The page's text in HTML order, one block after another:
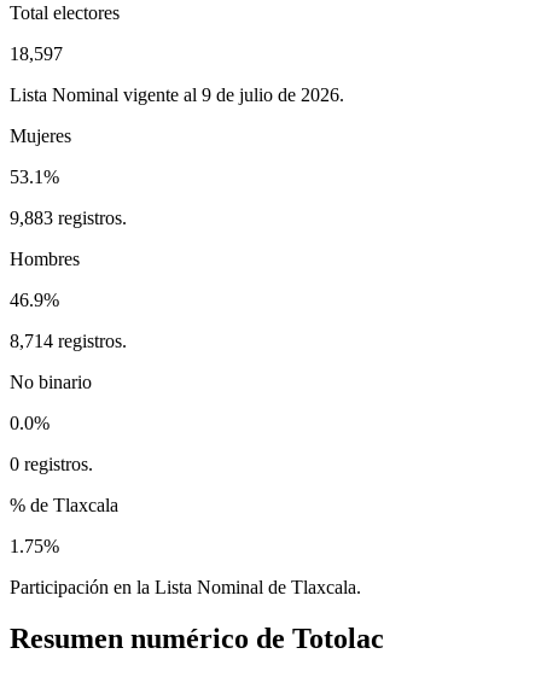
Total electores
18,597
Lista Nominal vigente al 9 de julio de 2026.
Mujeres
53.1%
9,883 registros.
Hombres
46.9%
8,714 registros.
No binario
0.0%
0 registros.
% de Tlaxcala
1.75%
Participación en la Lista Nominal de Tlaxcala.
Resumen numérico de Totolac